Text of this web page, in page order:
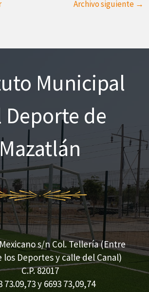
Archivo siguiente →
Municipal
Deporte de
Mazatlán
s/n Col. Tellería (Entre
los Deportes y calle del Canal)
C.P. 82017
73.09,73 y 6693 73,09,74